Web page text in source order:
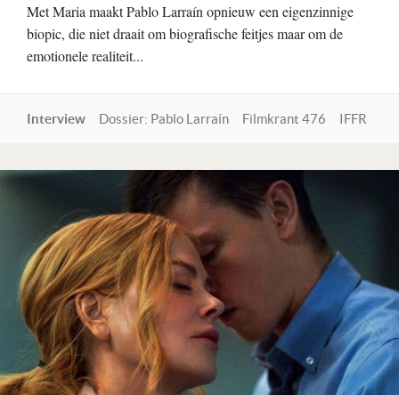
Met Maria maakt Pablo Larraín opnieuw een eigenzinnige
biopic, die niet draait om biografische feitjes maar om de
emotionele realiteit...
Interview Dossier: Pablo Larraín Filmkrant 476 IFFR
Lees verder